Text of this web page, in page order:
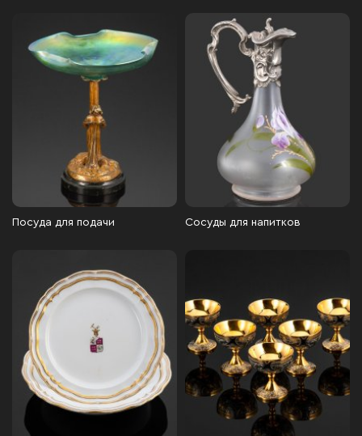
Посуда для подачи Сосуды для напитков